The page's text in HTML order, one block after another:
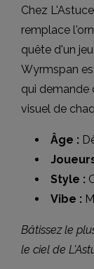
Chez
remplace
quête d'un
Wyrmspan
qui demande
visuel de
Âge :
Style :
Vibe :
Bâtissez le
le ciel de